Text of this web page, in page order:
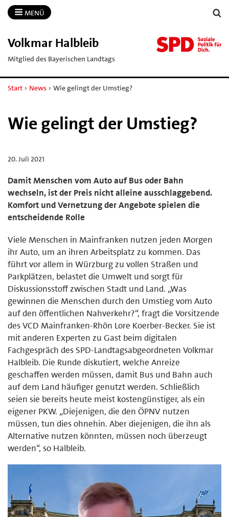
MENÜ
Volkmar Halbleib
Mitglied des Bayerischen Landtags
Start › News › Wie gelingt der Umstieg?
Wie gelingt der Umstieg?
20. Juli 2021
Damit Menschen vom Auto auf Bus oder Bahn
wechseln, ist der Preis nicht alleine ausschlaggebend.
Komfort und Vernetzung der Angebote spielen die
entscheidende Rolle
Viele Menschen in Mainfranken nutzen jeden Morgen
ihr Auto, um an ihren Arbeitsplatz zu kommen. Das
führt vor allem in Würzburg zu vollen Straßen und
Parkplätzen, belastet die Umwelt und sorgt für
Diskussionsstoff zwischen Stadt und Land. „Was
gewinnen die Menschen durch den Umstieg vom Auto
auf den öffentlichen Nahverkehr?“, fragt die Vorsitzende
des VCD Mainfranken-Rhön Lore Koerber-Becker. Sie ist
mit anderen Experten zu Gast beim digitalen
Fachgespräch des SPD-Landtagsabgeordneten Volkmar
Halbleib. Die Runde diskutiert, welche Anreize
geschaffen werden müssen, damit Bus und Bahn auch
auf dem Land häufiger genutzt werden. Schließlich
seien sie bereits heute meist kostengünstiger, als ein
eigener PKW. „Diejenigen, die den ÖPNV nutzen
müssen, tun dies ohnehin. Aber diejenigen, die ihn als
Alternative nutzen könnten, müssen noch überzeugt
werden“, so Halbleib.